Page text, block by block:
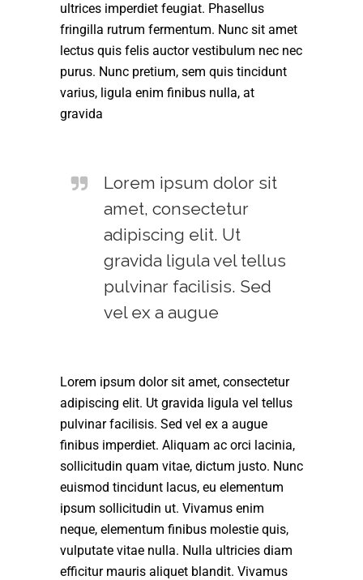
ultrices imperdiet feugiat. Phasellus
fringilla rutrum fermentum. Nunc sit amet
lectus quis felis auctor vestibulum nec nec
purus. Nunc pretium, sem quis tincidunt
varius, ligula enim finibus nulla, at
gravida
Lorem ipsum dolor sit
amet, consectetur
adipiscing elit. Ut
gravida ligula vel tellus
pulvinar facilisis. Sed
vel ex a augue
Lorem ipsum dolor sit amet, consectetur
adipiscing elit. Ut gravida ligula vel tellus
pulvinar facilisis. Sed vel ex a augue
finibus imperdiet. Aliquam ac orci lacinia,
sollicitudin quam vitae, dictum justo. Nunc
euismod tincidunt lacus, eu elementum
ipsum sollicitudin ut. Vivamus enim
neque, elementum finibus molestie quis,
vulputate vitae nulla. Nulla ultricies diam
efficitur mauris aliquet blandit. Vivamus